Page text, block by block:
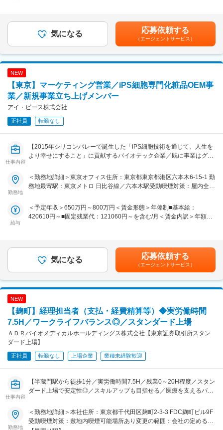
■就業環境
フラットで裁量の大きい組織風土。営業・技術・管理部門が密接に連
携し、インセンティブ制度も整っています。
技術スペシャリストから営業・マーケティング・海外拠点等への多様
なキャリアパスが広がります。
■企業の特徴/魅力
世界最大級のNGS解析企業として圧倒的なスケールと実績を持ち、国
内外の研究機関と連携し最先端研究を支え続けています。
変更の範囲：会社の定める業務
・的確な週次売上予測の作成と上長への報告
・前年実績を超えるための営業戦略の企画・実行
・市場・競合分析と情報共有
・重要顧客（大学・研究室等）の意思決定層との関係構築・維持
・新規ビジネス機会の発掘とターゲット分解（短中長期施策立案）
・製品デモやプレゼンテーションの実施
・社内の技術・マーケ・物流部門と連携し受注から納品まで一貫フォ
ロー
・Salesforceへの営業活動・顧客情報等の正確な入力・管理
・会社の営業目標・KPIの達成に向けた行動
■扱うサービス
ゲノム・エクソーム・トランスクリプトーム・エピゲノム・メタゲノ
ム解析等、多様なNGS受託解析サービスをグローバル水準で展開。
営業7名を含む少数精鋭組織。グローバル連携や大学・研究機関ネッ
トワークも強み。
■業務の魅力
世界最先端のゲノム解析に携わり、研究者の課題解決や社会課題の解
OJTや先輩同行による実践型教育、社内外研修を組み合わせ、NGSや
営業の専門性を段階的に習得可能です。
■就業環境
います。
■想定されるキャリアパス
成長市場で専門性とビジネススキルを磨き、営業リーダーやグローバ
ルポジションへのステップアップも可能です。
■企業の特徴/魅力
圧倒的なスケールと高い技術力を背景に、日本・世界の最先端研究を
支える社会的意義の高いポジションです。
金額です。賃金はあくまでも目安の金額であり、選考を通じて上下す
る可能性があります。月給(月額)は固定手当を含めた表記です。
気になる 応募依頼する
（エージェントサービス）
NEW
【東京】マーケティング営業／iPS細胞専門化粧品OEM事
業／新規事業立ち上げメンバー
アイ・ピース株式会社
正社員 転勤なし
仕事内容
【2015年シリコンバレーで誕生した「iPS細胞技術を通じて、人生を
より幸せにすること」に貢献するバイオテック企業／既に事業はグロ
ッションドリブンな文化】
最先端のiPS細胞技術を活用した化粧品OEM事業及び、当社のiPS細
を世界中に広める重要なポジションを担ってくださる方を歓迎してい
ます。
・OEM新規顧客開拓および既存顧客との関係構築、提案営業
・OEM商品企画や弊社化粧品のマーケティング
・製品製造部門との連携
・市場調査や競合分析を通じた戦略立案
・プロジェクトの進行管理、クライアントとの交渉
※iPS細胞専門のOEM事業は、競争優位性が高く、大きな成果が期待
できるポテンシャルを秘めた分野です。
■配属先情報：
・プレイングマネージャー1名
■当社について：
京都大学の山中教授がノーベル賞を受賞されたiPS細胞技術の実用化
のため山中教授の研究室出身の田邊剛士CEOが立ち上げ、関連サービ
スを展開。「一人一人がiPS細胞を持ち、その細胞で医療を受けられ
様々なバックグラウンドを持つメンバーが活躍しています。
勤務地
＜勤務地詳細＞東京オフィス住所：東京都東京都港区六本木6-15-1 勤
務地最寄駅：東京メトロ 日比谷線／六本木駅受動喫煙対策：屋内全面
給与
＜予定年収＞650万円～800万円＜賃金形態＞年俸制■基本給：
420610円～■固定残業代：121060円～を含む/月＜賃金内訳＞年額
手当を含む）＜昇給有無＞有＜残業手当＞有＜給与補足＞※固定残業
代制、超過分別途支給賃金はあくまでも目安の金額であり、選考を通
じて上下する可能性があります。月給(月額)は固定手当を含めた表記
です。
気になる 応募依頼する
（エージェントサービス）
NEW
【麹町】経理担当者（支払・経費精算等）◆実労働時間
7.5H／ワークライフバランス◎／スタンダード上場
ＡＤＲバイオメディカルホールディングス株式会社【東京証券取引所スタン
ダード上場】
正社員 転勤なし 上場企業 業種未経験歓迎
仕事内容
【半蔵門駅から徒歩1分／実労働時間7.5H／残業0～20H程度／スタン
ダード上場で安定性◎／スキルアップも目指せる／医療を支えるバイ
【業務内容】
今回は経理担当として以下業務をメインでお任せします。
勤務地
＜勤務地詳細＞本社住所：東京都千代田区麹町2-3-3 FDC麹町ビル9F
受動喫煙対策：敷地内喫煙可能場所あり変更の範囲：会社の定める事